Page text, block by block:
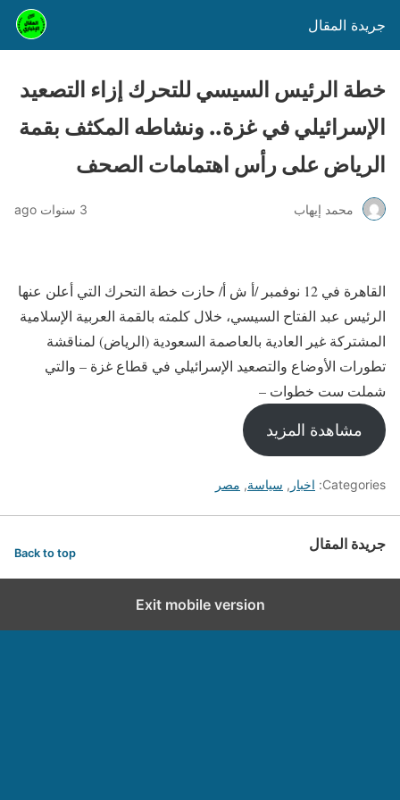
جريدة المقال
خطة الرئيس السيسي للتحرك إزاء التصعيد
الإسرائيلي في غزة.. ونشاطه المكثف بقمة
الرياض على رأس اهتمامات الصحف
محمد إيهاب 3 سنوات ago
القاهرة في 12 نوفمبر /أ ش أ/ حازت خطة التحرك التي أعلن عنها
الرئيس عبد الفتاح السيسي، خلال كلمته بالقمة العربية الإسلامية
المشتركة غير العادية بالعاصمة السعودية (الرياض) لمناقشة
تطورات الأوضاع والتصعيد الإسرائيلي في قطاع غزة – والتي
شملت ست خطوات –
مشاهدة المزيد
Categories: اخبار , سياسة, مصر
جريدة المقال Back to top
Exit mobile version